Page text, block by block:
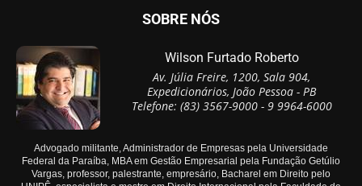
SOBRE NÓS
Wilson Furtado Roberto
Av. Júlia Freire, 1200, Sala 904,
Expedicionários, João Pessoa - PB
Telefone: (83) 3567-9000 - 9 9964-6000
Advogado militante, Administrador de Empresas pela Universidade
Federal da Paraíba, MBA em Gestão Empresarial pela Fundação Getúlio
Vargas, professor, palestrante, empresário, Bacharel em Direito pelo